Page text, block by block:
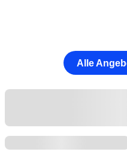
Alle